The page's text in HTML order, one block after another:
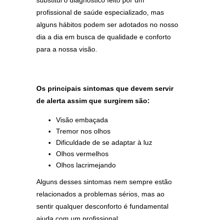
profissional de saúde especializado, mas
alguns hábitos podem ser adotados no nosso
dia a dia em busca de qualidade e conforto
para a nossa visão.
Os principais sintomas que devem servir
de alerta assim que surgirem são:
Visão embaçada
Tremor nos olhos
Dificuldade de se adaptar à luz
Olhos vermelhos
Olhos lacrimejando
Alguns desses sintomas nem sempre estão
relacionados a problemas sérios, mas ao
sentir qualquer desconforto é fundamental